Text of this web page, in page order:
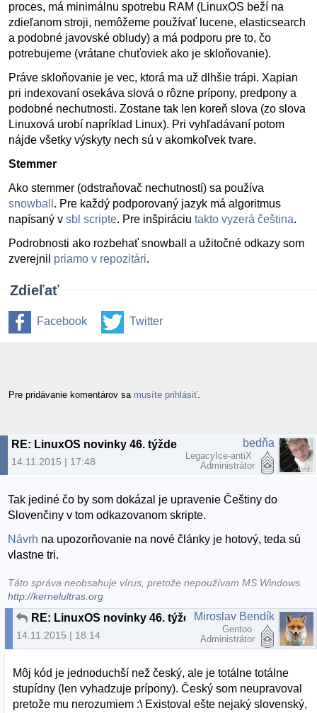
proces, má minimálnu spotrebu RAM (LinuxOS beží na
zdieľanom stroji, nemôžeme používať lucene, elasticsearch
a podobné javovské obludy) a má podporu pre to, čo
potrebujeme (vrátane chuťoviek ako je skloňovanie).
Práve skloňovanie je vec, ktorá ma už dlhšie trápi. Xapian
pri indexovaní osekáva slová o rôzne prípony, predpony a
podobné nechutnosti. Zostane tak len koreň slova (zo slova
Linuxová urobí napríklad Linux). Pri vyhľadávaní potom
nájde všetky výskyty nech sú v akomkoľvek tvare.
Stemmer
Ako stemmer (odstraňovač nechutností) sa používa
snowball . Pre každý podporovaný jazyk má algoritmus
napísaný v sbl scripte. Pre inšpiráciu takto vyzerá čeština.
Podrobnosti ako rozbehať snowball a užitočné odkazy som
zverejnil priamo v repozitári.
Zdieľať
Facebook Twitter
Pre pridávanie komentárov sa musíte prihlásiť
14.11.2015 | 17:48
bedňa
LegacyIce-antiX
Administrátor
Tak jediné čo by som dokázal je upravenie Češtiny do
Slovenčiny v tom odkazovanom skripte.
Návrh na upozorňovanie na nové články je hotový, teda sú
vlastne tri.
Táto správa neobsahuje vírus, pretože nepoužívam MS Windows.
http://kernelultras.org
RE: LinuxOS novinky 46. týždeň 2015
14.11.2015 | 18:14
Miroslav Bendík
Gentoo
Administrátor
Môj kód je jednoduchší než český, ale je totálne totálne
stupídny (len vyhadzuje prípony). Český som neupravoval
pretože mu nerozumiem :\ Existoval ešte nejaký slovenský,